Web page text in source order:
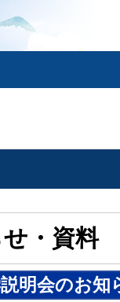
・資料
明会のお知